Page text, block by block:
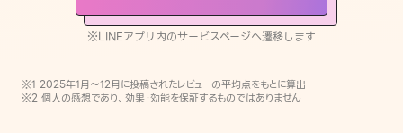
※LINEアプリ内のサービスページへ遷移します
※1 2025年1月〜12月に投稿されたレビューの平均点をもとに算出
※2 個人の感想であり、効果・効能を保証するものではありません